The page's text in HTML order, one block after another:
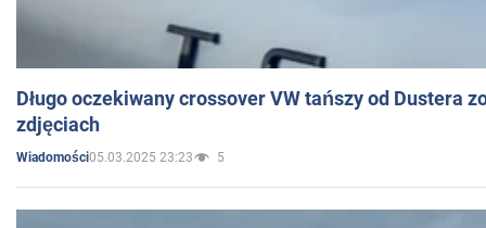
Długo oczekiwany crossover VW tańszy od Dustera
zdjęciach
Wiadomości05.03.2025 23:23 5